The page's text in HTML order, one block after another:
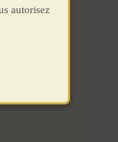
autorisez